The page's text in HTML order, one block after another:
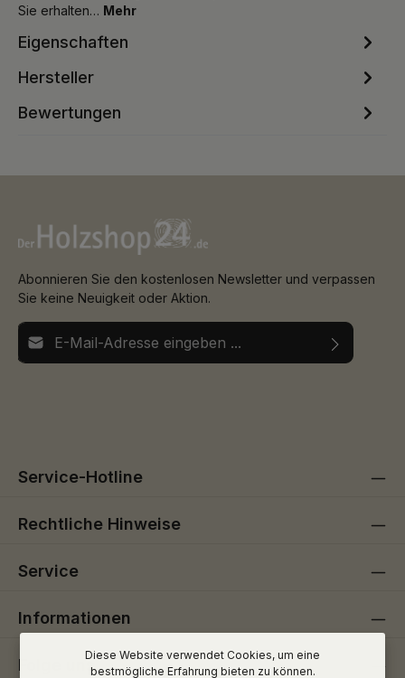
Sie erhalten… Mehr
Eigenschaften
Hersteller
Bewertungen
Abonnieren Sie den kostenlosen Newsletter und verpassen
Sie keine Neuigkeit oder Aktion.
E-Mail-Adresse*
Service-Hotline
Rechtliche Hinweise
Service
Informationen
Folge uns
Diese Website verwendet Cookies, um eine
bestmögliche Erfahrung bieten zu können.